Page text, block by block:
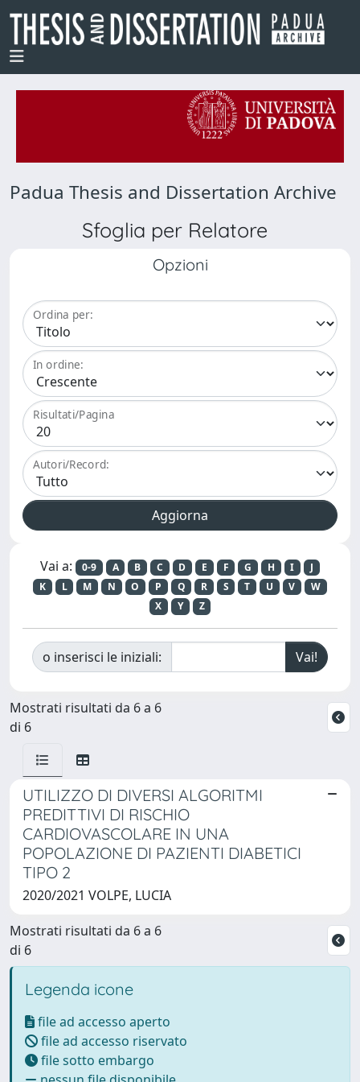
Padua Thesis and Dissertation Archive
Sfoglia per Relatore
Opzioni
Ordina per:
In ordine:
Risultati/Pagina
Autori/Record:
Vai a: 0-9 A B C D E F G H I
J
K
L M N O P Q R S T U V
W
X
Y Z
o inserisci le iniziali:
Mostrati risultati da 6 a 6
di 6
UTILIZZO DI DIVERSI ALGORITMI
PREDITTIVI DI RISCHIO
CARDIOVASCOLARE IN UNA
POPOLAZIONE DI PAZIENTI DIABETICI
TIPO 2
2020/2021 VOLPE, LUCIA
Mostrati risultati da 6 a 6
di 6
Legenda icone
file ad accesso aperto
file ad accesso riservato
file sotto embargo